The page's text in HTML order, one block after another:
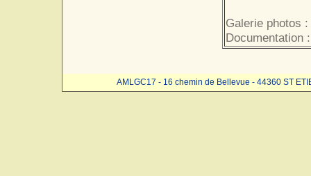
Galerie photos :
Documentation
AMLGC17 - 16 chemin de Bellevue - 44360 ST